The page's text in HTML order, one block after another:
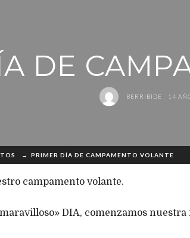
→ PRIMER DÍA DE CAMPAMENTO VOLANTE
DE
BERRIBIDE 14
campamento volante.
DIA, comenzamos